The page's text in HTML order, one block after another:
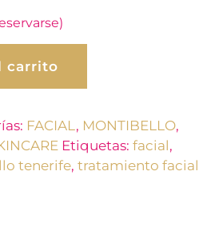
carrito
FACIAL, MONTIBELLO,
Etiquetas: facial,
tenerife, tratamiento facial